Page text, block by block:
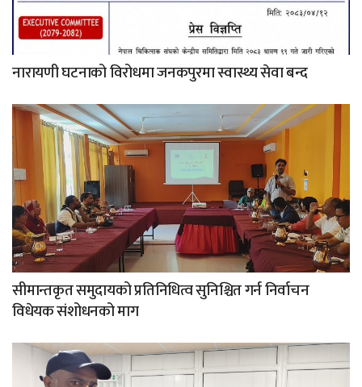
नारायणी घटनाको विरोधमा जनकपुरमा स्वास्थ्य सेवा बन्द
सीमान्तकृत समुदायको प्रतिनिधित्व सुनिश्चित गर्न निर्वाचन
विधेयक संशोधनको माग